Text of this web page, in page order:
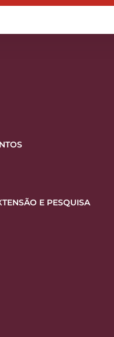
E PESQUISA